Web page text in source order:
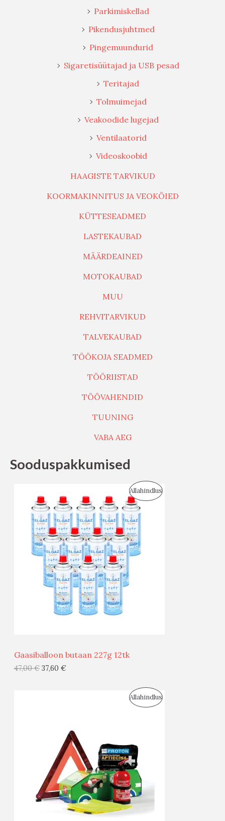
Parkimiskellad
Pikendusjuhtmed
Pingemuundurid
Sigaretisüütajad ja USB pesad
Teritajad
Tolmuimejad
Veakoodide lugejad
Ventilaatorid
Videoskoobid
HAAGISTE TARVIKUD
KOORMAKINNITUS JA VEOKÖIED
KÜTTESEADMED
LASTEKAUBAD
MÄÄRDEAINED
MOTOKAUBAD
MUU
REHVITARVIKUD
TALVEKAUBAD
TÖÖKOJA SEADMED
TÖÖRIISTAD
TÖÖVAHENDID
TUUNING
VABA AEG
Sooduspakkumised
AllahindlusS
S
Gaasiballoon butaan 227g 12tk
47,00€ 37,60 €
AllahindlusS